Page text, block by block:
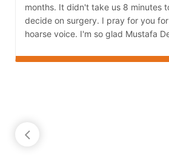
months. It didn't take us 8 minutes
decide on surgery. I pray for you
hoarse voice. I'm so glad Mustafa